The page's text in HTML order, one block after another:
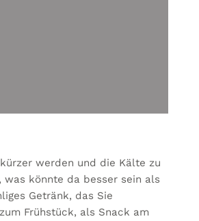
werden und die Kälte zu
was könnte da besser sein als
Getränk, das Sie
Frühstück, als Snack am